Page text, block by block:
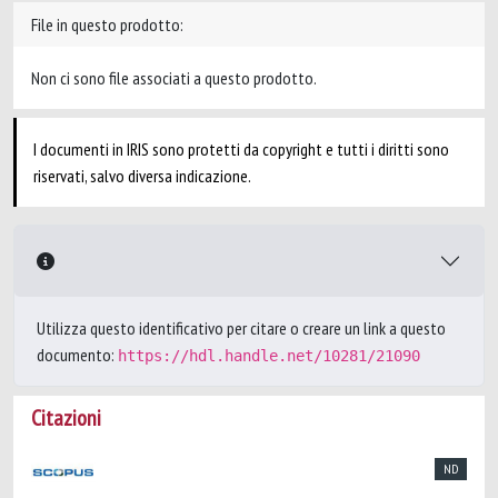
File in questo prodotto:
Non ci sono file associati a questo prodotto.
I documenti in IRIS sono protetti da copyright e tutti i diritti sono
riservati, salvo diversa indicazione.
Utilizza questo identificativo per citare o creare un link a questo
documento: https://hdl.handle.net/10281/21090
Citazioni
ND